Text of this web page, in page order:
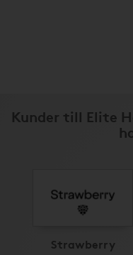
Kunder till Elite
Strawberry